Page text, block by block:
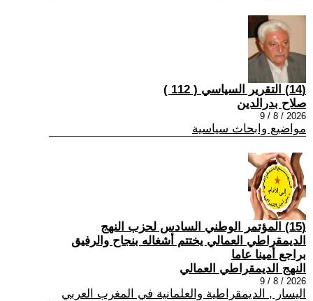
(14) التقرير السياسي ( 112 )
صلاح بدرالدين
2026 / 8 / 9
مواضيع وابحاث سياسية
(15) المؤتمر الوطني السادس لحزب النهج
الديمقراطي العمالي يختتم أشغاله بنجاح والرفيق
براجع أمينا عاما
النهج الديمقراطي العمالي
2026 / 8 / 9
اليسار , الديمقراطية والعلمانية في المغرب العربي